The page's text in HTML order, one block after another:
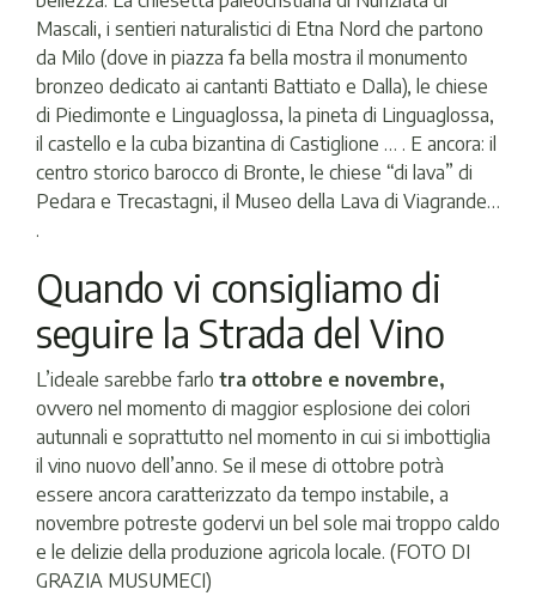
Mascali, i sentieri naturalistici di Etna Nord che partono
da Milo (dove in piazza fa bella mostra il monumento
bronzeo dedicato ai cantanti Battiato e Dalla), le chiese
di Piedimonte e Linguaglossa, la pineta di Linguaglossa,
il castello e la cuba bizantina di Castiglione … . E ancora: il
centro storico barocco di Bronte, le chiese “di lava” di
Pedara e Trecastagni, il Museo della Lava di Viagrande…
.
Quando vi consigliamo di
seguire la Strada del Vino
L’ideale sarebbe farlo tra ottobre e novembre,
ovvero nel momento di maggior esplosione dei colori
autunnali e soprattutto nel momento in cui si imbottiglia
il vino nuovo dell’anno. Se il mese di ottobre potrà
essere ancora caratterizzato da tempo instabile, a
novembre potreste godervi un bel sole mai troppo caldo
e le delizie della produzione agricola locale. (FOTO DI
GRAZIA MUSUMECI)